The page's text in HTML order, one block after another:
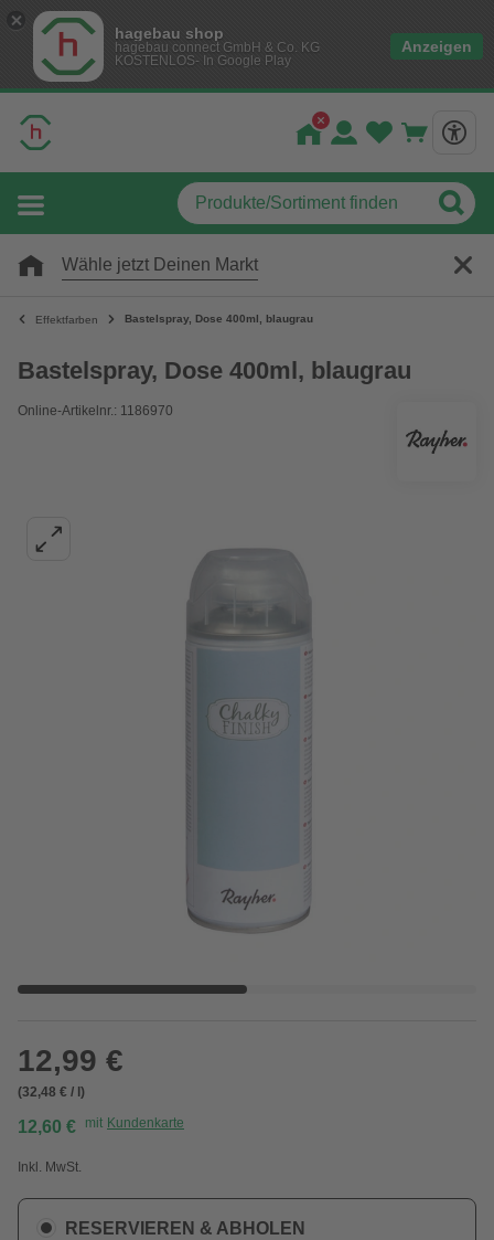
hagebau shop
hagebau connect GmbH & Co. KG
KOSTENLOS- In Google Play
Anzeigen
Wähle jetzt Deinen Markt
Effektfarben Bastelspray, Dose 400ml, blaugrau
Bastelspray, Dose 400ml, blaugrau
Online-Artikelnr.: 1186970
12,99 €
(32,48 € / l)
12,60 € mit Kundenkarte
Inkl. MwSt.
RESERVIEREN & ABHOLEN